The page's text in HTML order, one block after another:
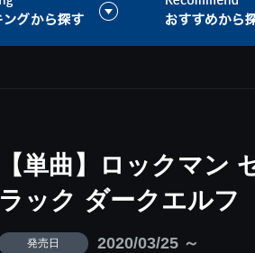
【単曲】ロックマン
ラック ダークエルフ
発売日 2020/03/25 ～